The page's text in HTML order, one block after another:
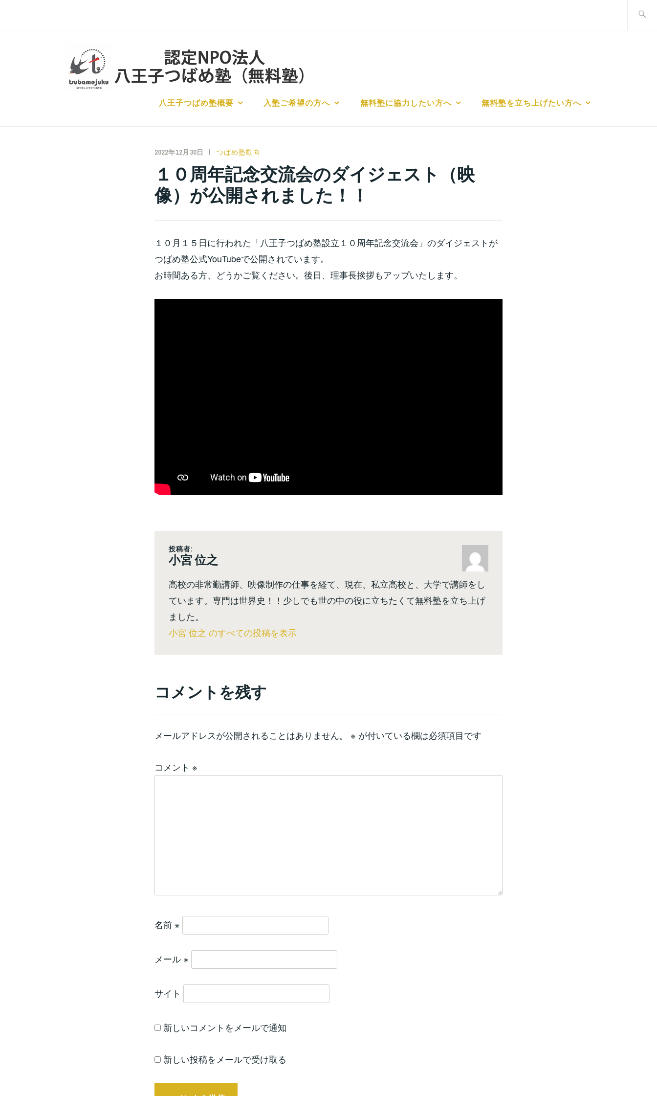
八王子つばめ塾概要 入塾ご希望の方へ 無料塾に協力したい方へ 無料塾を立ち上げたい方へ
2022年12月30日
小
位
之
つばめ塾動向
１０周年記念交流会のダイジェスト（映
像）が公開されました！！
１０月１５日に行われた「八王子つばめ塾設立１０周年記念交流会」のダイジェストが
つばめ塾公式YouTubeで公開されています。
お時間ある方、どうかご覧ください。後日、理事長挨拶もアップいたします。
投稿者:
小宮 位之
高校の非常勤講師、映像制作の仕事を経て、現在、私立高校と、大学で講師をし
ています。専門は世界史！！少しでも世の中の役に立ちたくて無料塾を立ち上げ
ました。
小宮 位之 のすべての投稿を表示
コメントを残す
メールアドレスが公開されることはありません。 ※ が付いている欄は必須項目です
コメント ※
名前 ※
メール ※
サイト
新しいコメントをメールで通知
新しい投稿をメールで受け取る